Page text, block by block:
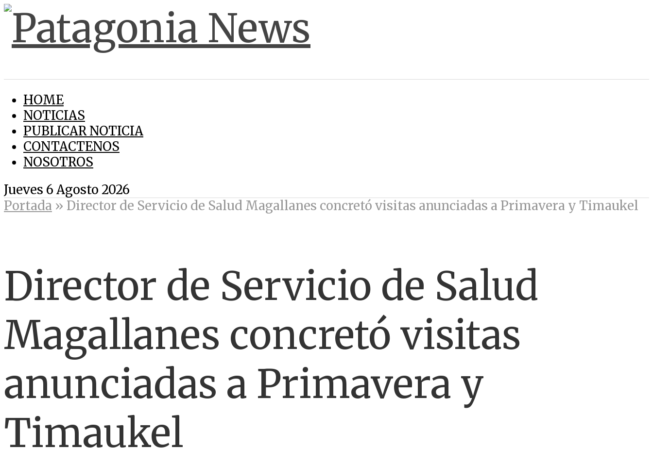
HOME
NOTICIAS
PUBLICAR NOTICIA
CONTACTENOS
NOSOTROS
Jueves 6 Agosto 2026
Portada » Director de Servicio de Salud Magallanes concretó visitas anunciadas a Primavera y Timaukel
Director de Servicio de Salud
Magallanes concretó visitas
anunciadas a Primavera y
Timaukel